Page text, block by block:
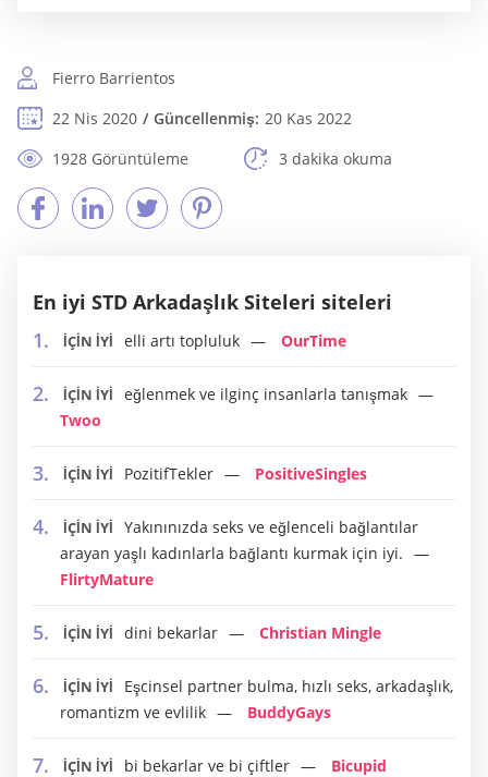
Fierro Barrientos
22 Nis 2020
Güncellenmiş: 20 Kas 2022
1928 Görüntüleme
3 dakika okuma
En iyi STD Arkadaşlık Siteleri siteleri
İÇİN İYİ elli artı topluluk OurTime
İÇİN İYİ
eğlenmek ve ilginç insanlarla tanışmak
Twoo
İÇİN İYİ PozitifTekler PositiveSingles
İÇİN İYİ
Yakınınızda seks ve eğlenceli bağlantılar
arayan yaşlı kadınlarla bağlantı kurmak için iyi.
FlirtyMature
İÇİN İYİ dini bekarlar Christian Mingle
İÇİN İYİ
Eşcinsel partner bulma, hızlı seks, arkadaşlık,
romantizm ve evlilik
BuddyGays
İÇİN İYİ bi bekarlar ve bi çiftler Bicupid